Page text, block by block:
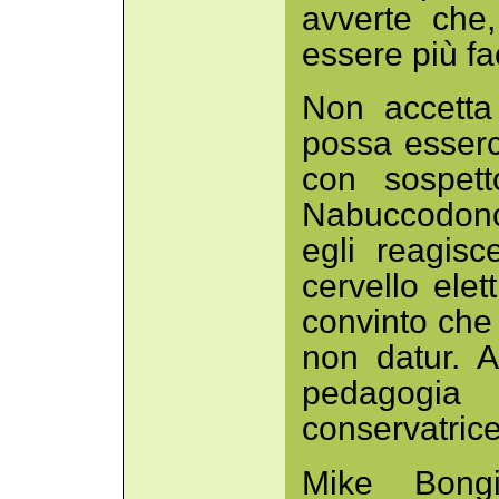
avverte
essere più
Non
possa
con
egli
cervello
convinto
non datur.
Mike